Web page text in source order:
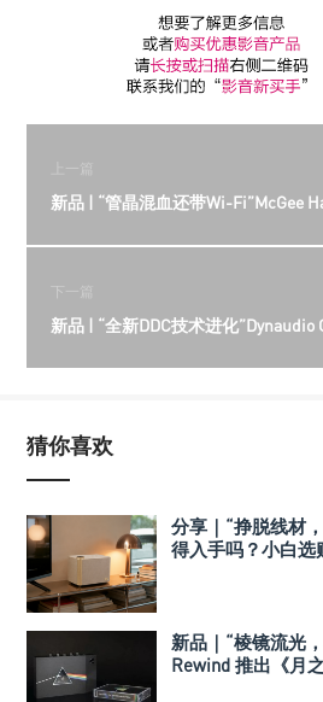
上一篇
新品 | “管晶混血还带Wi-Fi”McGee
下一篇
新品 | “全新DDC技术进化
猜你喜欢
分享｜“挣脱线材
得入手吗？小白选
新品｜“棱镜流光
Rewind 推出《月